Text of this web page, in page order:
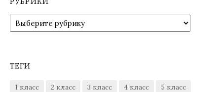
Рубрики
ТЕГИ
1 класс 2 класс 3 класс 4 класс
5 класс